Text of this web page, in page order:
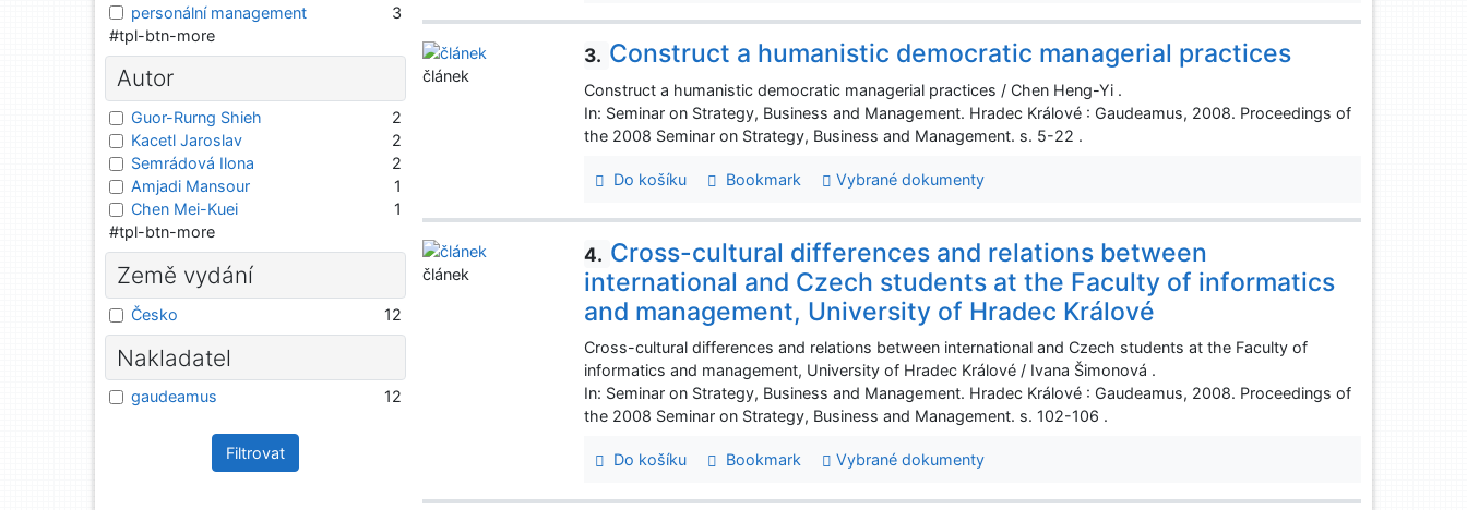
3. Construct a humanistic democratic managerial practices
Construct a humanistic democratic managerial practices / Chen Heng-Yi .
In: Seminar on Strategy, Business and Management. Hradec Králové : Gaudeamus, 2008. Proceedings of
the 2008 Seminar on Strategy, Business and Management. s. 5-22 .
Do košíku Bookmark Vybrané dokumenty
článek
4. Cross-cultural differences and relations between
international and Czech students at the Faculty of informatics
and management, University of Hradec Králové
Cross-cultural differences and relations between international and Czech students at the Faculty of
informatics and management, University of Hradec Králové / Ivana Šimonová .
In: Seminar on Strategy, Business and Management. Hradec Králové : Gaudeamus, 2008. Proceedings of
the 2008 Seminar on Strategy, Business and Management. s. 102-106 .
Do košíku Bookmark Vybrané dokumenty
článek
personální management
3
#tpl-btn-more
Autor
Guor-Rurng Shieh
2
Kacetl Jaroslav
2
Semrádová Ilona
2
Amjadi Mansour
1
Chen Mei-Kuei
1
#tpl-btn-more
Země vydání
Česko 12
Nakladatel
gaudeamus 12
Filtrovat